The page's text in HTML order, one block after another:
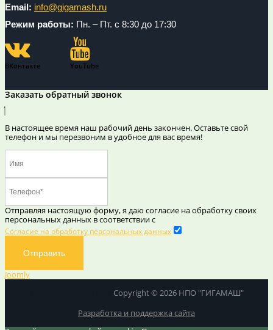
Email: info@gigamash.ru
Режим работы: Пн. – Пт. с 8:30 до 17:30
ВКонтакте YouTube
Заказать обратный звонок
В настоящее время наш рабочий день закончен. Оставьте свой
телефон и мы перезвоним в удобное для вас время!
Отправляя настоящую форму, я даю согласие на обработку своих
персональных данных в соответствии с
Согласие на обработку персональных данных
Отправить
Joomly
Copyright © 2026 НПО "ГИГАМАШ"
Разработка и поддержка сайта